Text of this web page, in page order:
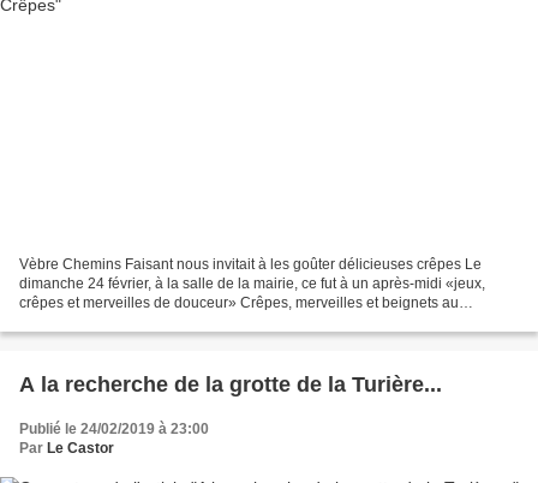
Vèbre Chemins Faisant nous invitait à les goûter délicieuses crêpes Le
dimanche 24 février, à la salle de la mairie, ce fut à un après-midi «jeux,
crêpes et merveilles de douceur» Crêpes, merveilles et beignets au
A la recherche de la grotte de la Turière...
Publié le 24/02/2019 à 23:00
Par Le Castor